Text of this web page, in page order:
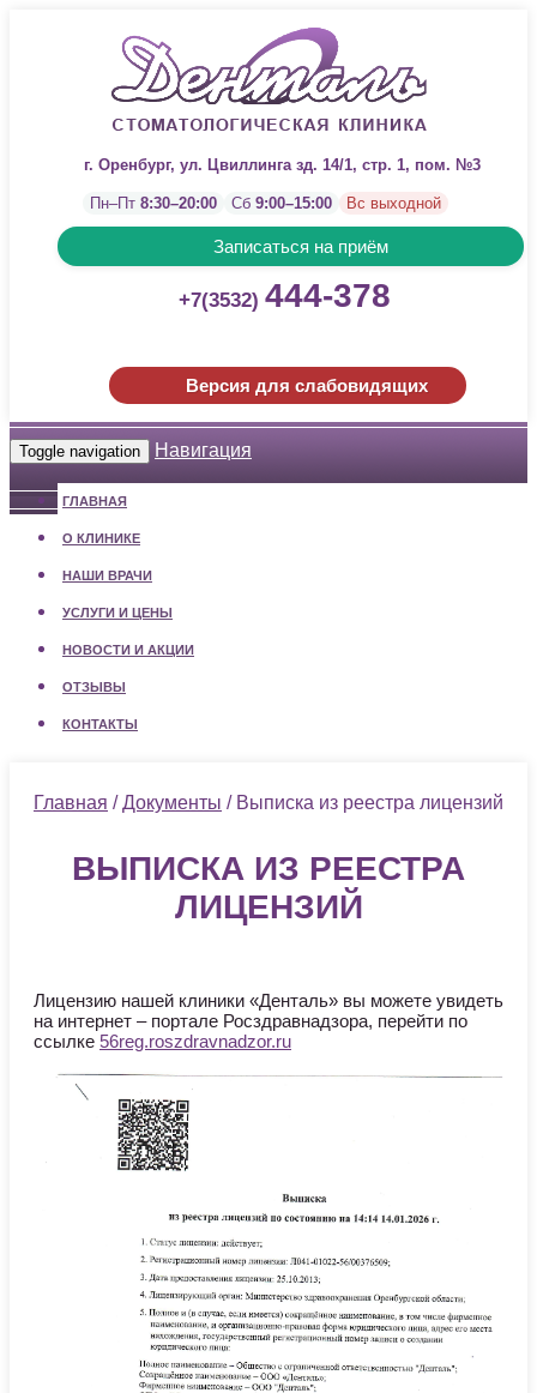
г. Оренбург, ул. Цвиллинга зд. 14/1, стр. 1, пом. №3
Пн–Пт 8:30–20:00 Сб 9:00–15:00 Вс выходной
Записаться на приём
+7(3532) 444-378
Версия для слабовидящих
Toggle navigation Навигация
ГЛАВНАЯ
О КЛИНИКЕ
НАШИ ВРАЧИ
УСЛУГИ И ЦЕНЫ
НОВОСТИ И АКЦИИ
ОТЗЫВЫ
КОНТАКТЫ
Главная /Документы / Выписка из реестра лицензий
ВЫПИСКА ИЗ РЕЕСТРА
ЛИЦЕНЗИЙ
Лицензию нашей клиники «Денталь» вы можете увидеть
на интернет – портале Росздравнадзора, перейти по
ссылке 56reg.roszdravnadzor.ru